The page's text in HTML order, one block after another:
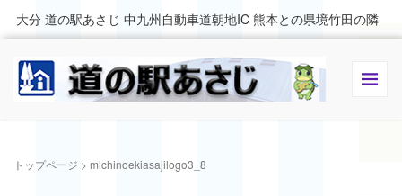
大分 道の駅あさじ 中九州自動車道朝地IC 熊本との県境竹田の隣
トップページ > michinoekiasajilogo3_8